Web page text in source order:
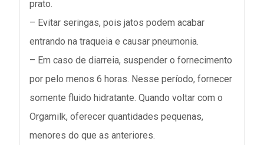
prato.
– Evitar seringas, pois jatos podem acabar
entrando na traqueia e causar pneumonia.
– Em caso de diarreia, suspender o fornecimento
por pelo menos 6 horas. Nesse período, fornecer
somente fluido hidratante. Quando voltar com o
Orgamilk, oferecer quantidades pequenas,
menores do que as anteriores.